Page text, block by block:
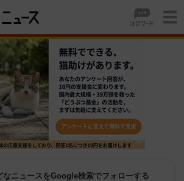
なニュースをGoogle検索でフォローする